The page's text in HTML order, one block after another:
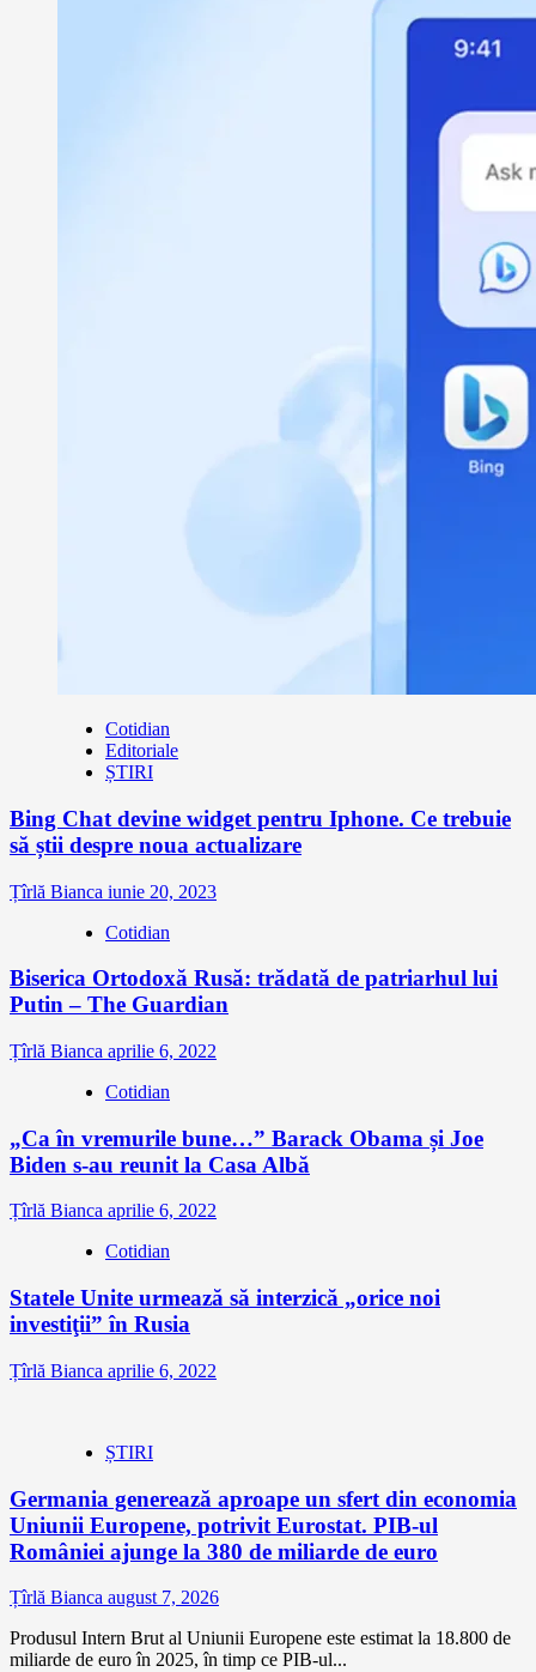
Cotidian
Editoriale
ȘTIRI
Bing Chat devine widget pentru Iphone. Ce trebuie
să știi despre noua actualizare
Țîrlă Bianca iunie 20, 2023
Cotidian
Biserica Ortodoxă Rusă: trădată de patriarhul lui
Putin – The Guardian
Țîrlă Bianca aprilie 6, 2022
Cotidian
„Ca în vremurile bune…” Barack Obama și Joe
Biden s-au reunit la Casa Albă
Țîrlă Bianca aprilie 6, 2022
Cotidian
Statele Unite urmează să interzică „orice noi
investiţii” în Rusia
Țîrlă Bianca aprilie 6, 2022
ȘTIRI
Germania generează aproape un sfert din economia
Uniunii Europene, potrivit Eurostat. PIB-ul
României ajunge la 380 de miliarde de euro
Țîrlă Bianca august 7, 2026
Produsul Intern Brut al Uniunii Europene este estimat la 18.800 de
miliarde de euro în 2025, în timp ce PIB-ul...